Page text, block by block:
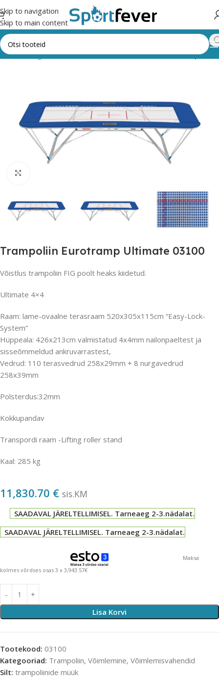
Skip to navigation
Skip to main content
Kõik kategooriad Võimlemine Võimlemisvahendid Trampoliin
Trampoliin Eurotramp Ultimate 03100
Võistlus trampoliin FIG poolt heaks kiidetud.
Ultimate 4×4
Raam: lame-ovaalne terasraam 520x305x115cm “Easy-Lock-
System”
Hüppeala: 426x213cm valmistatud 4x4mm nailonpaeltest ja
sisseõmmeldud ankruvarrastest,
Vedrud: 110 terasvedrud 258x29mm + 8 nurgavedrud
258x39mm
Polsterdus:32mm
Kokkupandav
Transpordi raam -Lifting roller stand
Kaal: 285 kg
11,830.70 € sis.KM
SAADAVAL JÄRELTELLIMISEL. Tarneaeg 2-3.nädalat.
SAADAVAL JÄRELTELLIMISEL. Tarneaeg 2-3.nädalat.
Maksa
kolmes võrdses osas 3 x 3,943.57€
Lisa Korvi
Tootekood: 03100
Kategooriad: Trampoliin, Võimlemine, Võimlemisvahendid
Silt: trampoliinide müük